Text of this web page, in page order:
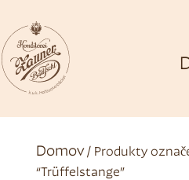
Domov/ Produkty
“Trüffelstange”